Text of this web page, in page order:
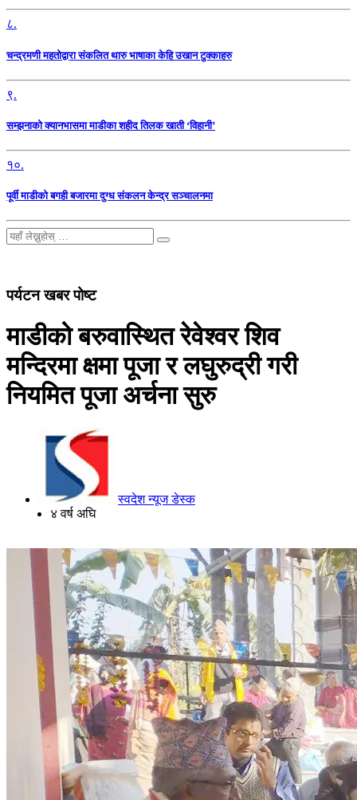
८.
चन्द्रमणी महतोद्वारा संकलित थारु भाषाका केहि उखान टुक्काहरु
९.
सम्झनाको क्यानभासमा माडीका शहीद तिलक खाती ‘विहानी’
१०.
पूर्वी माडीको बगही बजारमा दुग्ध संकलन केन्द्र सञ्चालनमा
पर्यटन खबर पोष्ट
माडीको बरुवास्थित रेवेश्वर शिव
मन्दिरमा क्षमा पूजा र लघुरुद्री गरी
नियमित पूजा अर्चना सुरु
स्वदेश न्यूज डेस्क
४ वर्ष अघि